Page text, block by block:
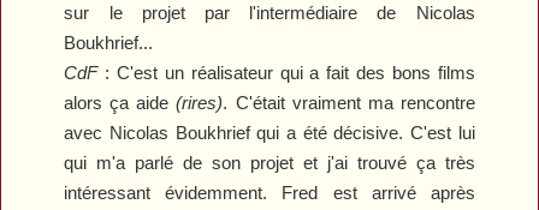
sur le projet par l'intermédiaire de Nicolas
Boukhrief...
CdF :C'est un réalisateur qui a fait des bons films
alors ça aide(rires). C'était vraiment ma rencontre
avec Nicolas Boukhrief qui a été décisive. C'est lui
qui m'a parlé de son projet et j'ai trouvé ça très
intéressant évidemment. Fred est arrivé après